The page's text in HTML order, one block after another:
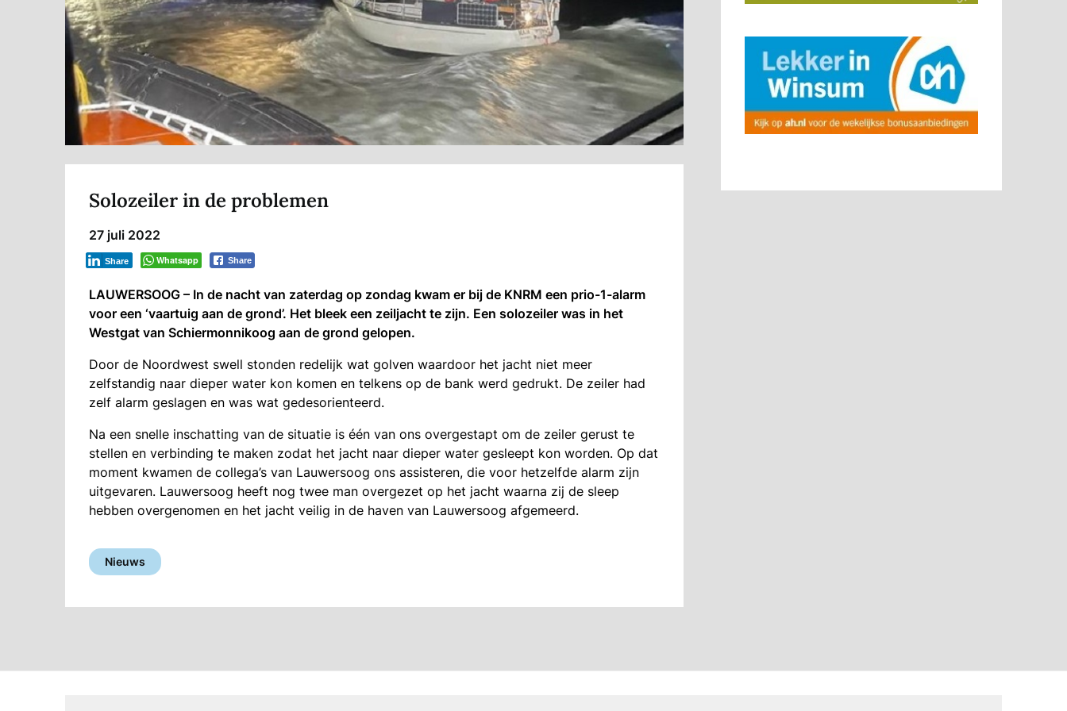
Solozeiler in de problemen
27 juli 2022
Whatsapp Share
Share
LAUWERSOOG – In de nacht van zaterdag op zondag kwam er bij de KNRM een prio-1-alarm
voor een ‘vaartuig aan de grond’. Het bleek een zeiljacht te zijn. Een solozeiler was in het
Westgat van Schiermonnikoog aan de grond gelopen.
Door de Noordwest swell stonden redelijk wat golven waardoor het jacht niet meer
zelfstandig naar dieper water kon komen en telkens op de bank werd gedrukt. De zeiler had
zelf alarm geslagen en was wat gedesorienteerd.
Na een snelle inschatting van de situatie is één van ons overgestapt om de zeiler gerust te
stellen en verbinding te maken zodat het jacht naar dieper water gesleept kon worden. Op dat
moment kwamen de collega’s van Lauwersoog ons assisteren, die voor hetzelfde alarm zijn
uitgevaren. Lauwersoog heeft nog twee man overgezet op het jacht waarna zij de sleep
hebben overgenomen en het jacht veilig in de haven van Lauwersoog afgemeerd.
Nieuws